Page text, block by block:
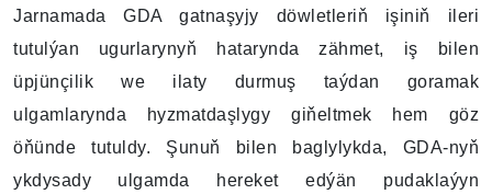
Jarnamada GDA gatnaşyjy döwletleriň işiniň ileri
tutulýan ugurlarynyň hatarynda zähmet, iş bilen
üpjünçilik we ilaty durmuş taýdan goramak
ulgamlarynda hyzmatdaşlygy giňeltmek hem göz
öňünde tutuldy. Şunuň bilen baglylykda, GDA-nyň
ykdysady ulgamda hereket edýän pudaklaýyn